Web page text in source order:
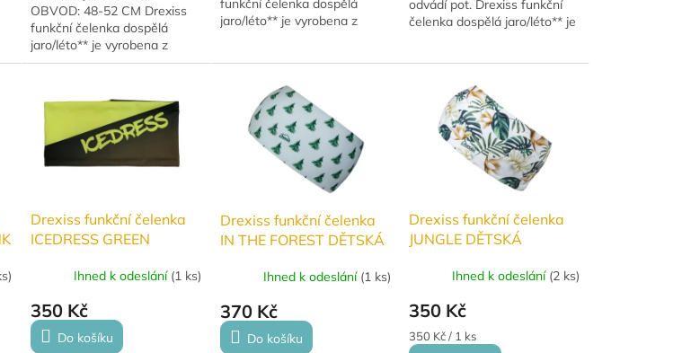
OBVOD: 48-52 CM Drexiss
funkční čelenka dospělá
jaro/léto** je vyrobena z
lehkého funkčního úpletu,
Perfektní volba pro běžce,...
funkční čelenka dospělá
jaro/léto** je vyrobena z
odvádí pot. Drexiss funkční
čelenka dospělá jaro/léto** je
)
Drexiss funkční čelenka
ICEDRESS GREEN
Ihned k odeslání (1 ks)
350 Kč
Do košíku
Drexiss funkční čelenka
IN THE FOREST DĚTSKÁ
Ihned k odeslání (1 ks)
370 Kč
Do košíku
Drexiss funkční čelenka
JUNGLE DĚTSKÁ
Ihned k odeslání (2 ks)
350 Kč
Měrná
350 Kč / 1 ks